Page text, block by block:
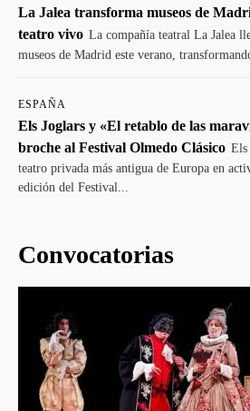
La Jalea transforma museos de
teatro vivo La compañía teatral La Jalea
museos de Madrid este verano,
ESPAÑA
Els Joglars y «El retablo de las
broche al Festival Olmedo Clásico Els
teatro privada más antigua de Europa en
edición del Festival...
Convocatorias